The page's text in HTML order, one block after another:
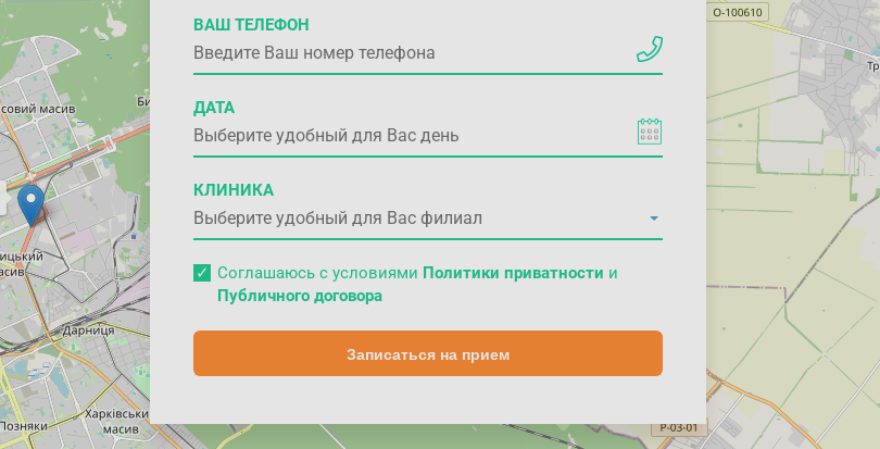
ВАШ ТЕЛЕФОН
ДАТА
КЛИНИКА
Соглашаюсь с условиями Политики приватности и
Публичного договора
Записаться на прием